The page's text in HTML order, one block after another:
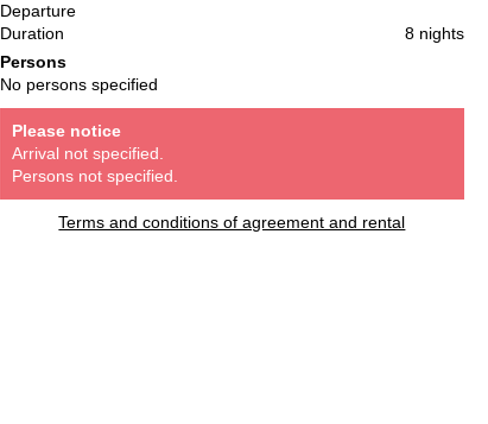
Departure
Duration
8 nights
Persons
No persons specified
Please notice
Arrival not specified.
Persons not specified.
Terms and conditions of agreement and rental